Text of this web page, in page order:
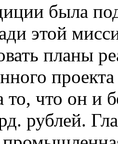
была
этой
планы
что он и
рублей.